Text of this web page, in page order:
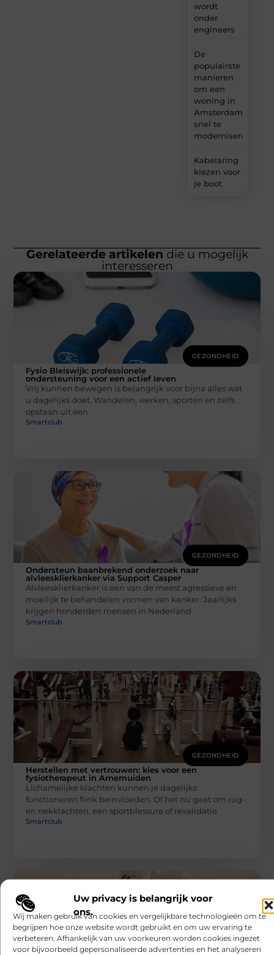
Uw privacy is belangrijk voor
ons.
Wij maken gebruik van cookies en vergelijkbare technologieën om te
begrijpen hoe onze website wordt gebruikt en om uw ervaring te
verbeteren. Afhankelijk van uw voorkeuren worden cookies ingezet
voor bijvoorbeeld gepersonaliseerde advertenties en het analyseren
wordt
onder
engineers
De
populairste
manieren
om een
woning in
Amsterdam
snel te
moderniseren
Kabelaring
kiezen voor
je boot
Gerelateerde artikelen die u mogelijk
interesseren
GEZONDHEID
Fysio Bleiswijk: professionele
ondersteuning voor een actief leven
Vrij kunnen bewegen is belangrijk voor bijna alles wat
u dagelijks doet. Wandelen, werken, sporten en zelfs
opstaan uit een
Smartclub
GEZONDHEID
Ondersteun baanbrekend onderzoek naar
alvleesklierkanker via Support Casper
Alvleesklierkanker is een van de meest agressieve en
moeilijk te behandelen vormen van kanker. Jaarlijks
krijgen honderden mensen in Nederland
Smartclub
GEZONDHEID
Herstellen met vertrouwen: kies voor een
fysiotherapeut in Arnemuiden
Lichamelijke klachten kunnen je dagelijks
functioneren flink beïnvloeden. Of het nu gaat om rug-
en nekklachten, een sportblessure of revalidatie
Smartclub